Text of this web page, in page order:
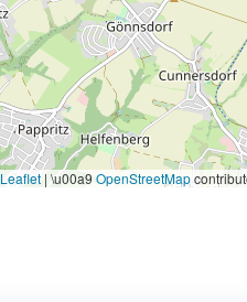
Leaflet | \u00a9OpenStreetMap